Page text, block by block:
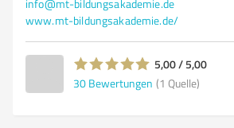
info@mt-bildungsakademie.de
www.mt-bildungsakademie.de/
5,00 / 5,00
30 Bewertungen (1 Quelle)